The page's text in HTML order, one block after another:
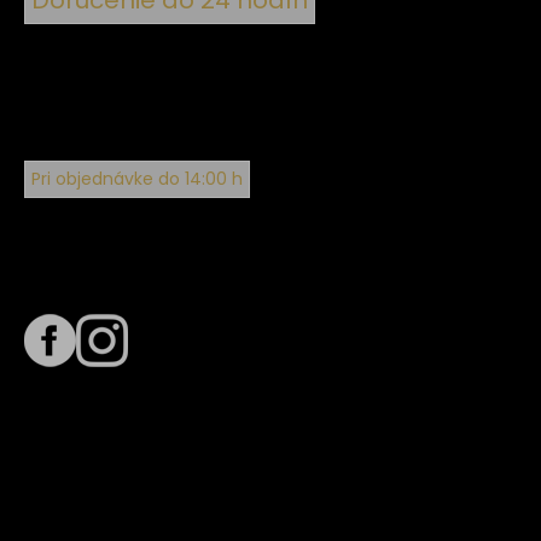
Pri objednávke do 14:00 h